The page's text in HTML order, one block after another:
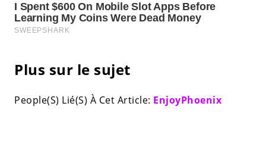
Plus sur le sujet
People(S) Lié(S) À Cet Article: EnjoyPhoenix